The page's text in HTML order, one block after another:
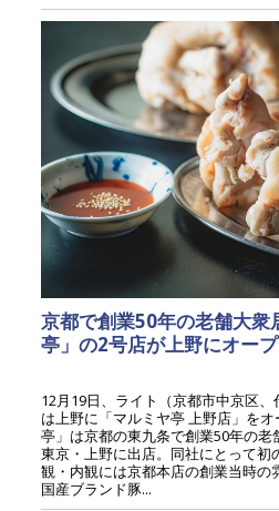
京都で創業50年の老舗大衆
亭」の2号店が上野にオー
12月19日、ライト（京都市中京区、
は上野に「マルミヤ亭 上野店」を
亭」は京都の東九条で創業50年の
東京・上野に出店。同社にとって初
観・内観には京都本店の創業当時の
国産ブランド豚...